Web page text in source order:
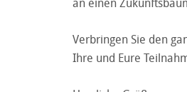
Verbringen Sie den
Ihre und Eure